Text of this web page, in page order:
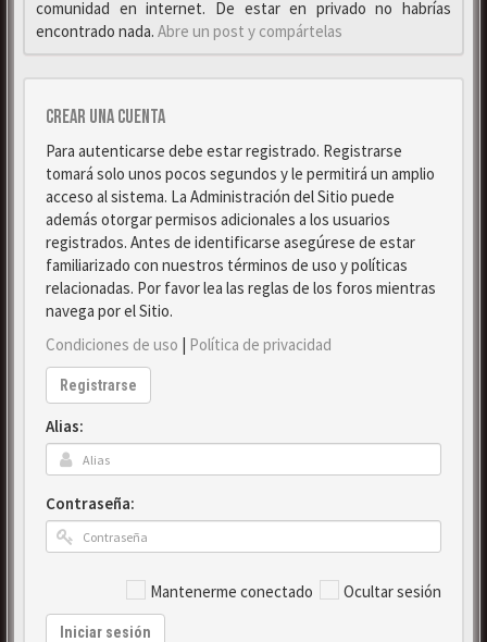
comunidad en internet. De estar en privado no habrías
encontrado nada. Abre un post y compártelas
Crear una cuenta
Para autenticarse debe estar registrado. Registrarse
tomará solo unos pocos segundos y le permitirá un amplio
acceso al sistema. La Administración del Sitio puede
además otorgar permisos adicionales a los usuarios
registrados. Antes de identificarse asegúrese de estar
familiarizado con nuestros términos de uso y políticas
relacionadas. Por favor lea las reglas de los foros mientras
navega por el Sitio.
Condiciones de uso | Política de privacidad
Registrarse
Alias:
Contraseña:
Mantenerme conectado Ocultar sesión
Iniciar sesión